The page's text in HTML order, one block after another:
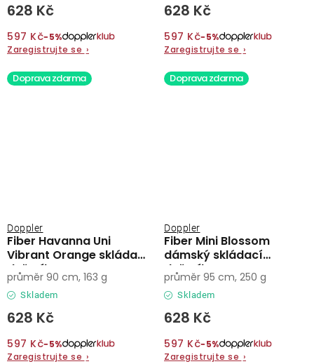
628 Kč
597 Kč−5%
Zaregistrujte se ›
628 Kč
597 Kč−5%
Zaregistrujte se ›
Doprava zdarma
Fiber Havanna Uni
Vibrant Orange skládací
deštník
Doppler
Skladem
628 Kč
597 Kč−5%
Zaregistrujte se ›
průměr 90 cm, 163 g
Doprava zdarma
Fiber Mini Blossom
dámský skládací
deštník
Doppler
Skladem
628 Kč
597 Kč−5%
Zaregistrujte se ›
průměr 95 cm, 250 g